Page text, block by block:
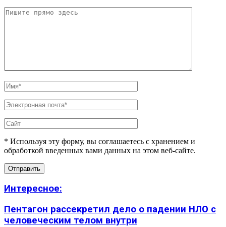
* Используя эту форму, вы соглашаетесь с хранением и
обработкой введенных вами данных на этом веб-сайте.
Интересное:
Пентагон рассекретил дело о падении НЛО с
человеческим телом внутри